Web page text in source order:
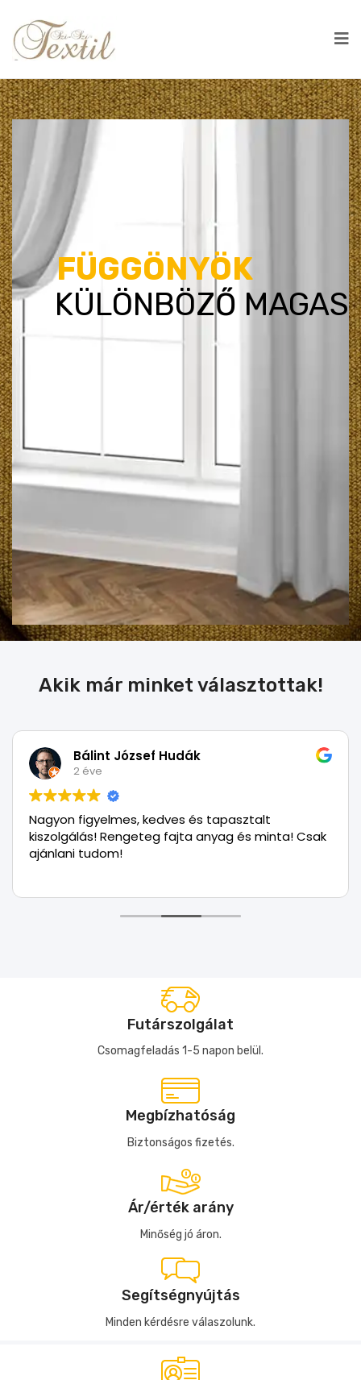
FÜGGÖNYÖK
KÜLÖNBÖZŐ
Akik már minket választottak!
Bálint József Hudák
2 éve
Nagyon figyelmes, kedves és tapasztalt
kiszolgálás! Rengeteg fajta anyag és minta! Csak
ajánlani tudom!
Futárszolgálat
Csomagfeladás 1-5 napon belül.
Megbízhatóság
Biztonságos fizetés.
Ár/érték arány
Minőség jó áron.
Segítségnyújtás
Minden kérdésre válaszolunk.